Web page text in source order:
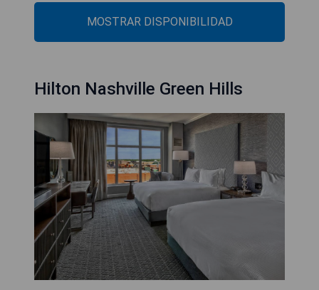
MOSTRAR DISPONIBILIDAD
Hilton Nashville Green Hills